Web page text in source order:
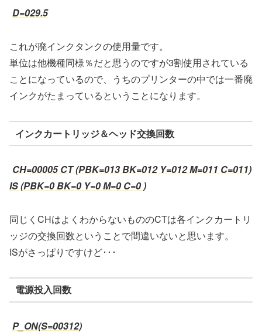
D=029.5
これが廃インクタンクの使用量です。
単位は他機種同様％だと思うのですが3割使用されている
ことになっているので、うちのプリンターの中では一番廃
インクがたまっているということになります。
インクカートリッジ＆ヘッド交換回数
CH=00005 CT (PBK=013 BK=012 Y=012 M=011 C=011)
IS (PBK=0 BK=0 Y=0 M=0 C=0 )
同じくCHはよくわからないもののCTは各インクカートリ
ッジの交換回数ということで間違いないと思います。
ISがさっぱりですけど･･･
電源投入回数
P_ON(S=00312)